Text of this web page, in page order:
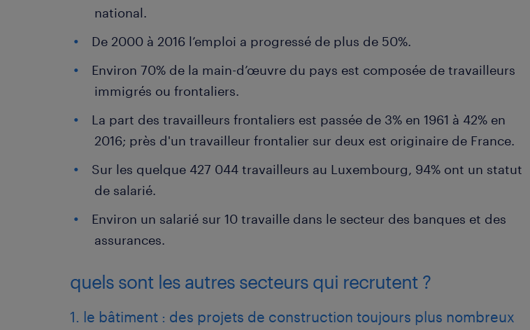
national.
De 2000 à 2016 l’emploi a progressé de plus de 50%.
Environ 70% de la main-d’œuvre du pays est composée de travailleurs
immigrés ou frontaliers.
La part des travailleurs frontaliers est passée de 3% en 1961 à 42% en
2016; près d'un travailleur frontalier sur deux est originaire de France.
Sur les quelque 427 044 travailleurs au Luxembourg, 94% ont un statut
de salarié.
Environ un salarié sur 10 travaille dans le secteur des banques et des
assurances.
quels sont les autres secteurs qui recrutent ?
1. le bâtiment : des projets de construction toujours plus nombreux